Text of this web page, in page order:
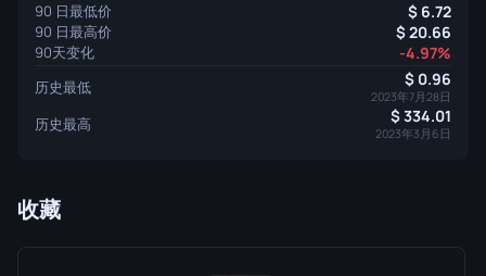
90 日最低价 6.72
90 日最高价 20.66
90天变化 -4.97%
历史最低 0.96
2023年7月28日
历史最高 334.01
2023年3月6日
收藏